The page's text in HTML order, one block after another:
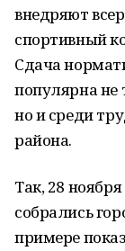
внедряют
спортивный
Сдача
популярна не
но и среди
района.
Так, 28
собрались
примере